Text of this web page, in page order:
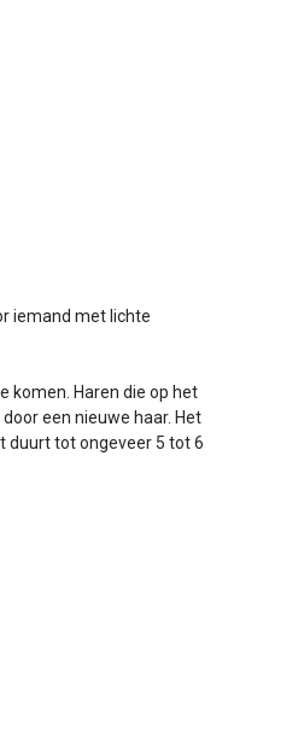
iemand met lichte
komen. Haren die op het
een nieuwe haar. Het
duurt tot ongeveer 5 tot 6